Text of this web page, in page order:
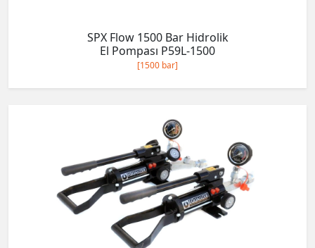
SPX Flow 1500 Bar Hidrolik
El Pompası P59L-1500
[1500 bar]